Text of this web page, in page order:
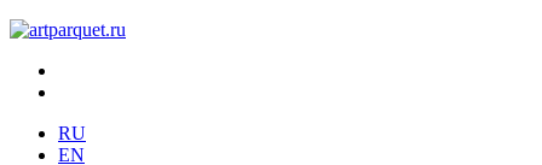
RU
EN